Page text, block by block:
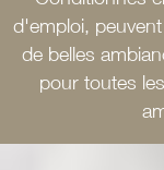
d'emploi,
de belles
pour toutes